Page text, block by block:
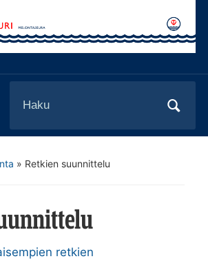
for:
» Retkien suunnittelu
retkien